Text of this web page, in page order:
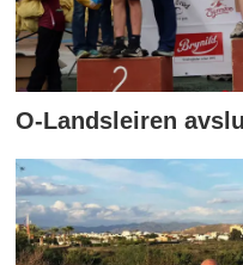
O-Landsleiren